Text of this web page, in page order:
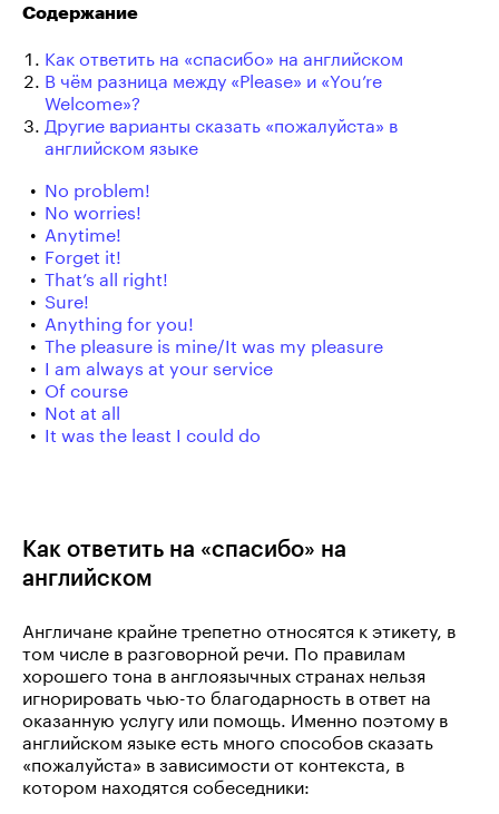
Содержание
Как ответить на «спасибо» на английском
В чём разница между «Please» и «You’re
Welcome»?
Другие варианты сказать «пожалуйста» в
английском языке
No problem!
No worries!
Anytime!
Forget it!
That’s all right!
Sure!
Anything for you!
The pleasure is mine/It was my pleasure
I am always at your service
Of course
Not at all
It was the least I could do
Как ответить на «спасибо» на
английском
Англичане крайне трепетно относятся к этикету, в
том числе в разговорной речи. По правилам
хорошего тона в англоязычных странах нельзя
игнорировать чью-то благодарность в ответ на
оказанную услугу или помощь. Именно поэтому в
английском языке есть много способов сказать
«пожалуйста» в зависимости от контекста, в
котором находятся собеседники: